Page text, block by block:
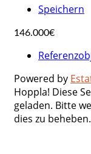
Speichern
146.000€
Powered by
Hoppla! Diese
geladen. Bitte
dies zu beheben.